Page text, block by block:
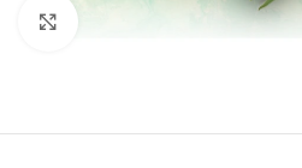
Kliknite za povećanje